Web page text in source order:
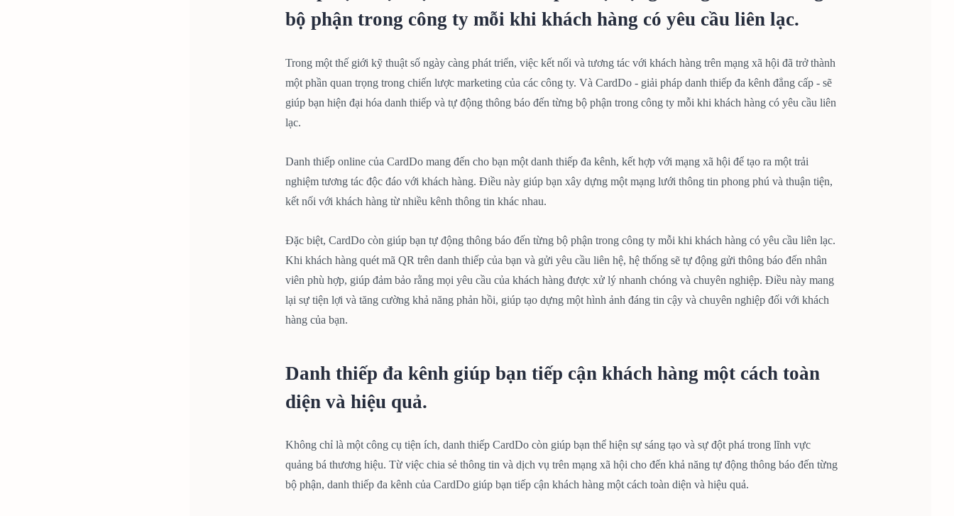
bộ phận trong công ty mỗi khi khách hàng có yêu cầu liên lạc.
Trong một thế giới kỹ thuật số ngày càng phát triển, việc kết nối và tương tác với khách hàng trên mạng xã hội đã trở thành
một phần quan trọng trong chiến lược marketing của các công ty. Và CardDo - giải pháp danh thiếp đa kênh đẳng cấp - sẽ
giúp bạn hiện đại hóa danh thiếp và tự động thông báo đến từng bộ phận trong công ty mỗi khi khách hàng có yêu cầu liên
lạc.
Danh thiếp online của CardDo mang đến cho bạn một danh thiếp đa kênh, kết hợp với mạng xã hội để tạo ra một trải
nghiệm tương tác độc đáo với khách hàng. Điều này giúp bạn xây dựng một mạng lưới thông tin phong phú và thuận tiện,
kết nối với khách hàng từ nhiều kênh thông tin khác nhau.
Đặc biệt, CardDo còn giúp bạn tự động thông báo đến từng bộ phận trong công ty mỗi khi khách hàng có yêu cầu liên lạc.
Khi khách hàng quét mã QR trên danh thiếp của bạn và gửi yêu cầu liên hệ, hệ thống sẽ tự động gửi thông báo đến nhân
viên phù hợp, giúp đảm bảo rằng mọi yêu cầu của khách hàng được xử lý nhanh chóng và chuyên nghiệp. Điều này mang
lại sự tiện lợi và tăng cường khả năng phản hồi, giúp tạo dựng một hình ảnh đáng tin cậy và chuyên nghiệp đối với khách
hàng của bạn.
Danh thiếp đa kênh giúp bạn tiếp cận khách hàng một cách toàn
diện và hiệu quả.
Không chỉ là một công cụ tiện ích, danh thiếp CardDo còn giúp bạn thể hiện sự sáng tạo và sự đột phá trong lĩnh vực
quảng bá thương hiệu. Từ việc chia sẻ thông tin và dịch vụ trên mạng xã hội cho đến khả năng tự động thông báo đến từng
bộ phận, danh thiếp đa kênh của CardDo giúp bạn tiếp cận khách hàng một cách toàn diện và hiệu quả.